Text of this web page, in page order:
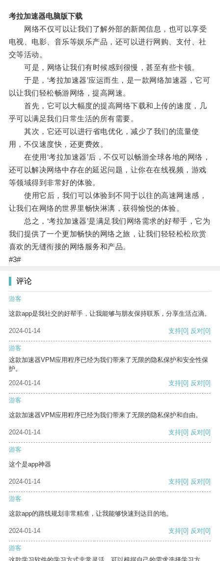
考拉加速器电脑版下载
网络不仅可以让我们了解外部的新闻信息，也可以享受
电视、电影、音乐等娱乐产品，还可以进行网购、支付、社
交等活动。
可是，网络让我们有时候感到很慢，甚至有些卡顿。
于是，‘考拉加速器’应运而生，是一款网络加速器，它可
以让我们轻松畅游网络，提高网速。
首先，它可以大幅度的提高网络下载和上传的速度，几
乎可以满足我们日常生活的所有需要。
其次，它还可以进行省电优化，减少了我们的流量使
用，不仅速度快，还更费效。
在使用‘考拉加速器’后，不仅可以畅游全球各地的网络，
还可以解决网络中存在的延迟问题，让你在在线视频，游戏
等领域得到非常好的体验。
使用它后，我们可以体验到不同于以往的高速网速感，
让我们在网络的世界里畅快淋漓，获得愉悦的体验。
总之，‘考拉加速器’是满足我们网络需求的好帮手，它为
我们提供了一个更加畅快的网络之旅，让我们轻轻松松欣赏
喜欢的无缝衔接的网络服务和产品。
#3#
评论
游客
这款app是我社交的好帮手，让我能够与朋友保持联系，分享生活点滴。
2024-01-14 支持[0] 反对[0]
游客
这款加速器VPM应用程序已经为我们带来了无限的隐私保护和安全性保
护。
2024-01-14
支持[0] 反对[0]
游客
这款加速器VPM应用程序已经为我们带来了无限的隐私保护和自由。
2024-01-14 支持[0] 反对[0]
游客
这个是app神器
2024-01-14 支持[0] 反对[0]
游客
这款app的路线规划非常精准，让我能够快速到达目的地。
2024-01-14 支持[0] 反对[0]
游客